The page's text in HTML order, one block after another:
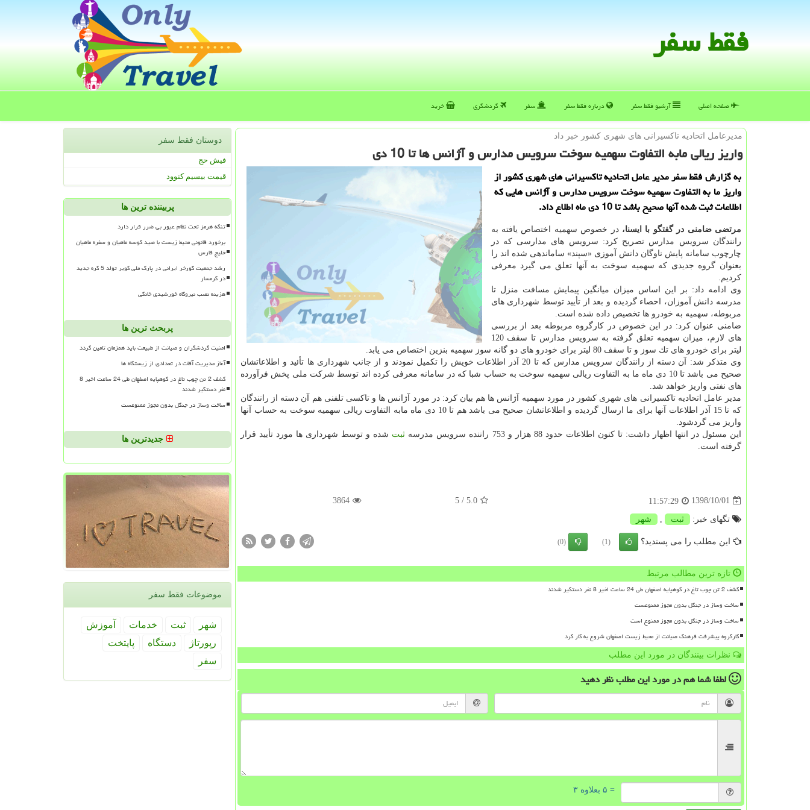
فقط سفر
صفحه اصلی آرشیو فقط سفر درباره فقط سفر سفر گردشگری خرید
مدیرعامل اتحادیه تاكسیرانی های شهری كشور خبر داد
واریز ریالی مابه التفاوت سهمیه سوخت سرویس مدارس و آژانس ها تا 10 دی
به گزارش فقط سفر مدیر عامل اتحادیه تاكسیرانی های شهری كشور از
واریز ما به التفاوت سهمیه سوخت سرویس مدارس و آژانس هایی كه
اطلاعات ثبت شده آنها صحیح باشد تا 10 دی ماه اطلاع داد.
مرتضی ضامنی در گفتگو با ایسنا،در خصوص سهمیه اختصاص یافته به
رانندگان سرویس مدارس تصریح كرد: سرویس های مدارسی كه در
چارچوب سامانه پایش ناوگان دانش آموزی «سپند» ساماندهی شده اند را
بعنوان گروه جدیدی كه سهمیه سوخت به آنها تعلق می گیرد معرفی
كردیم.
وی ادامه داد: بر این اساس میزان میانگین پیمایش مسافت منزل تا
مدرسه دانش آموزان، احصاء گردیده و بعد از تأیید توسط شهرداری های
مربوطه، سهمیه به خودرو ها تخصیص داده شده است.
ضامنی عنوان كرد: در این خصوص در كارگروه مربوطه بعد از بررسی
های لازم، میزان سهمیه تعلق گرفته به سرویس مدارس تا سقف 120
لیتر برای خودرو های تك سوز و تا سقف 80 لیتر برای خودرو های دو گانه سوز سهمیه بنزین اختصاص می یابد.
وی متذكر شد: آن دسته از رانندگان سرویس مدارس كه تا 20 آذر اطلاعات خویش را تكمیل نمودند و از جانب شهرداری ها تأئید و اطلاعاتشان
صحیح می باشد تا 10 دی ماه ما به التفاوت ریالی سهمیه سوخت به حساب شبا كه در سامانه معرفی كرده اند توسط شركت ملی پخش فرآورده
های نفتی واریز خواهد شد.
مدیر عامل اتحادیه تاكسیرانی های شهری كشور در مورد سهمیه آژانس ها هم بیان كرد: در مورد آژانس ها و تاكسی تلفنی هم آن دسته از رانندگان
كه تا 15 آذر اطلاعات آنها برای ما ارسال گردیده و اطلاعاتشان صحیح می باشد هم تا 10 دی ماه مابه التفاوت ریالی سهمیه سوخت به حساب آنها
واریز می گردشود.
این مسئول در انتها اظهار داشت: تا كنون اطلاعات حدود 88 هزار و 753 راننده سرویس مدرسه
ثبت شده و توسط شهرداری ها مورد تأیید قرار
گرفته است.
1398/10/01
11:57:29
5.0
/ 5
3864
تگهای خبر: ثبت شهر
این مطلب را می پسندید؟ (1)
(0)
تازه ترین مطالب مرتبط
کشف 2 تن چوب تاغ در کوهپایه اصفهان طی 24 ساعت اخیر 8 نفر دستگیر شدند
ساخت وساز در جنگل بدون مجوز ممنوعست
ساخت وساز در جنگل بدون مجوز ممنوع است
کارگروه پیشرفت فرهنگ صیانت از محیط زیست اصفهان شروع به کار کرد
نظرات بینندگان در مورد این مطلب
لطفا شما همدر مورد این مطلبنظر دهید
= ۵ بعلاوه ۳
دوستان فقط سفر
فیش حج
قیمت بیسیم کنوود
پربیننده ترین ها
تنگه هرمز تحت نظام عبور بی ضرر قرار دارد
برخورد قانونی محیط زیست با صید کوسه ماهیان و سفره ماهیان
خلیج فارس
رشد جمعیت گورخر ایرانی در پارک ملی کویر تولد 5 کره جدید
در گرمسار
هزینه نصب نیروگاه خورشیدی خانگی
پربحث ترین ها
امنیت گردشگران و صیانت از طبیعت باید همزمان تامین گردد
آغاز مدیریت آفات در تعدادی از زیستگاه ها
کشف 2 تن چوب تاغ در کوهپایه اصفهان طی 24 ساعت اخیر 8
نفر دستگیر شدند
ساخت وساز در جنگل بدون مجوز ممنوعست
جدیدترین ها
موضوعات فقط سفر
شهر ثبت خدمات
آموزش
رپورتاژ
دستگاه
پایتخت
سفر